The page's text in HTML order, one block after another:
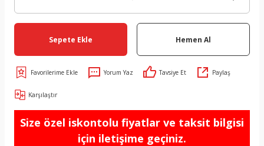
Sepete Ekle Hemen Al
Yorum Yaz Tavsiye Et Paylaş
Karşılaştır
Size özel iskontolu fiyatlar ve taksit bilgisi
için iletişime geçiniz.